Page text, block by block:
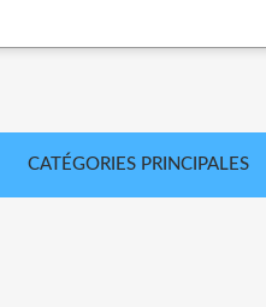
CATÉGORIES PRINCIPALES